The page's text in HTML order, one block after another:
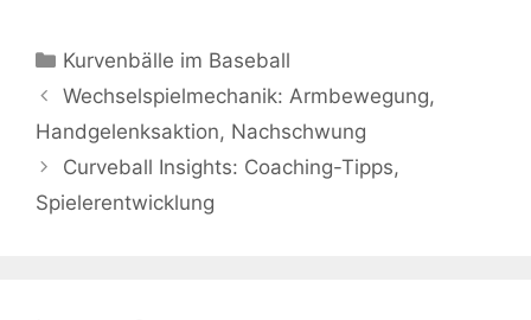
Categories
Kurvenbälle im Baseball
Wechselspielmechanik: Armbewegung,
Handgelenksaktion, Nachschwung
Curveball Insights: Coaching-Tipps,
Spielerentwicklung